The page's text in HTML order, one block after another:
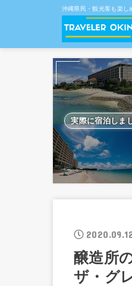
沖縄県民・観光客も楽し
実際に宿泊しま
醸造所
ザ・グ